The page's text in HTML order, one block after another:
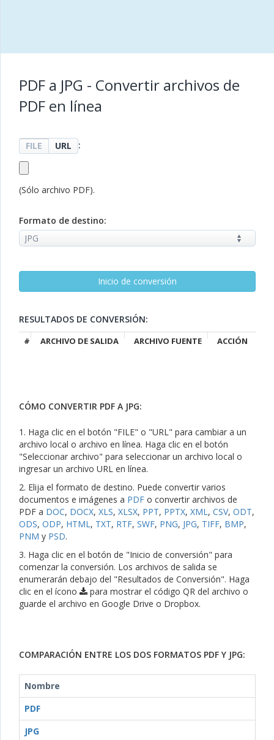
PDF a JPG - Convertir archivos de
PDF en línea
FILE URL :
(Sólo archivo PDF).
Formato de destino:
RESULTADOS DE CONVERSIÓN:
# ARCHIVO DE SALIDA ARCHIVO FUENTE ACCIÓN
CÓMO CONVERTIR PDF A JPG:
1. Haga clic en el botón "FILE" o "URL" para cambiar a un
archivo local o archivo en línea. Haga clic en el botón
"Seleccionar archivo" para seleccionar un archivo local o
ingresar un archivo URL en línea.
2. Elija el formato de destino. Puede convertir varios
documentos e imágenes a PDF o convertir archivos de
PDF a DOC, DOCX, XLS, XLSX, PPT, PPTX, XML, CSV, ODT,
ODS, ODP, HTML, TXT, RTF, SWF, PNG, JPG, TIFF, BMP,
PNM y PSD.
3. Haga clic en el botón de "Inicio de conversión" para
comenzar la conversión. Los archivos de salida se
enumerarán debajo del "Resultados de Conversión". Haga
clic en el ícono
para mostrar el código QR del archivo o
guarde el archivo en Google Drive o Dropbox.
COMPARACIÓN ENTRE LOS DOS FORMATOS PDF Y JPG:
Nombre
PDF
JPG